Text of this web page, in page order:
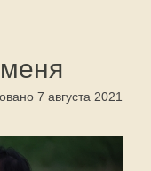
7 августа 2021